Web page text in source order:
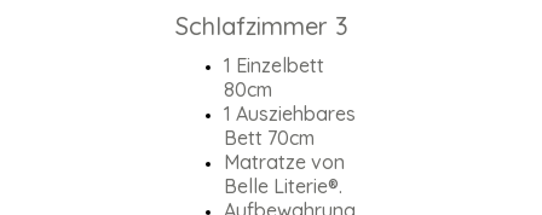
Schlafzimmer 3
1 Einzelbett
80cm
1 Ausziehbares
Bett 70cm
Matratze von
Belle Literie®.
Aufbewahrung